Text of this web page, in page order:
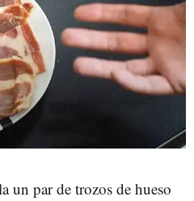
un par de trozos de hueso